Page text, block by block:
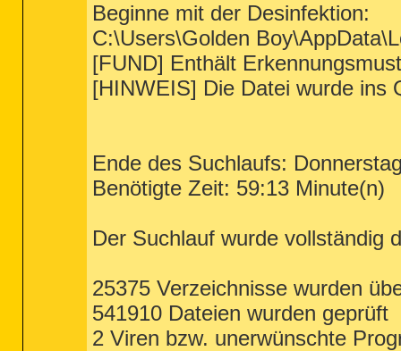
Beginne mit der Desinfektion:
C:\Users\Golden
[FUND] Enthält
[HINWEIS] Die Datei wurde ins
Ende des Suchlaufs:
Benötigte Zeit: 59:13 Minute(n)
Der Suchlauf wurde vollständig
25375 Verzeichnisse wurden
541910 Dateien wurden geprüft
2 Viren bzw. unerwünschte